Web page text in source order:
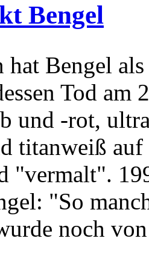
Bengel
hat Bengel
Tod am
und -rot,
titanweiß
"vermalt".
"So
noch